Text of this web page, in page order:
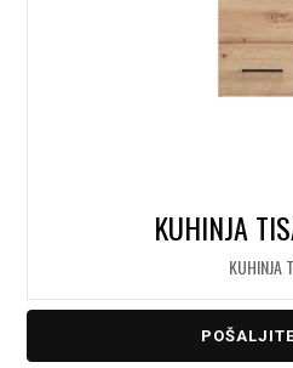
KUHINJA
KUHINJA